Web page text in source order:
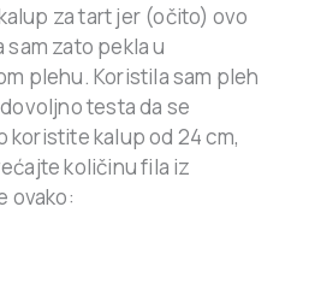
za tart jer (očito) ovo
zato pekla u
plehu. Koristila sam pleh
testa da se
koristite kalup od 24 cm,
količinu fila iz
ovako: